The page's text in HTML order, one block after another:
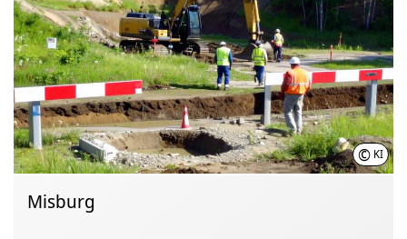
© KI
Misburg